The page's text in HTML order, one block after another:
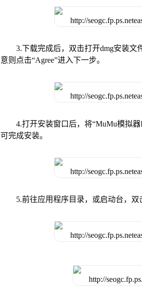
3.下载完成后，双击打开dmg安装
意则点击“Agree”进入下一步。
4.打开安装窗口后，将“MuMu模拟
可完成安装。
5.前往应用程序目录，或启动台，双